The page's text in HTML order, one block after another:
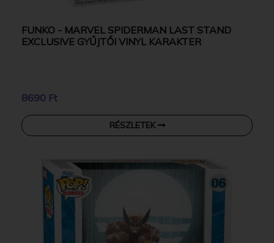
FUNKO - MARVEL SPIDERMAN LAST STAND
EXCLUSIVE GYŰJTŐI VINYL KARAKTER
8690 Ft
RÉSZLETEK